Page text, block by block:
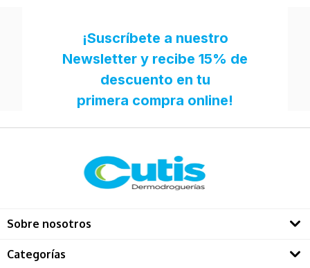
Sobre nosotros
Quienes somos
Categorías